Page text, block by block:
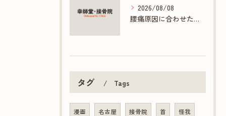
2026/08/08
腰痛原因に合わせた接骨院の根本ケア方法
タグ Tags
漫画 名古屋 接骨院 首 怪我